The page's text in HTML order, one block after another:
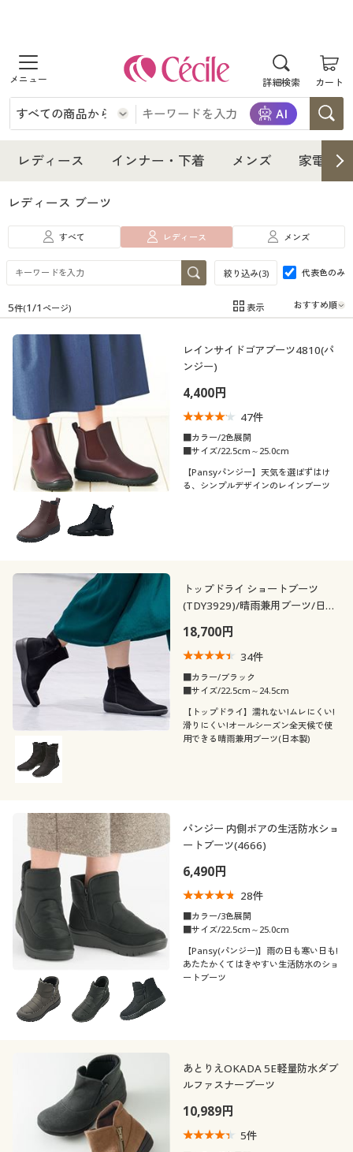
詳細検索 カート
商品を探す
レディース
レディースファッション
女性下着
インナー・下着
インナー・下着通販すべて
女性下着
メンズ下着
メンズ
メンズ通販すべて
メンズファッション
家電・雑貨
家電・雑貨すべて
キッチン・雑貨・日用品
寝具・インテリア・家具
家具・収納
寝具・ベッド
カーテン・ラグ・ファブリック
美容・健康通販すべて
美容・健康・サプリメント
制服・スクール
制服・スクールすべて
制服・学生服
ジュニア・ティーンズ下着
大きいサイズ
大きいサイズ通販すべて
大きいサイズ レディース服
大きいサイズ レディース下着
大きいサイズ メンズ
大きいサイズ 事務・制服
バーゲン
バーゲンセール
シークレットセール
詳細検索
商品カテゴリ一覧
カタログ
カタログ・チラシからのご注文
デジタルカタログ
カタログ無料プレゼント
会員メニュー
閲覧履歴
お気に入り
サポート
ご利用ガイド
よくある質問とお問い合わせ
レディース インナー・下着 メンズ 家電・
レディース ブーツ
すべて レディース メンズ
絞り込み(3) 代表色のみ
在庫 在庫のある商品のみ表示
口コミ
(4〜4.9)
靴・靴下サイ
ズ
22.5
こだわり条件
で絞り込む
素材
ウール
レザー
機能・特徴
抗菌防臭 撥水
テイスト
シック
20代 30代
40代
シーズン
価格
閉じる
5件(1/1 ページ) 表示
レインサイドゴアブーツ4810(パ
ンジー)
4,400円
47件
■カラー/2色展開
■サイズ/22.5cm～25.0cm
【Pansyパンジー】天気を選ばずはけ
る、シンプルデザインのレインブーツ
トップドライ ショートブーツ
(TDY3929)/晴雨兼用ブーツ/日本
18,700円
34件
■カラー/ブラック
■サイズ/22.5cm～24.5cm
【トップドライ】濡れない!ムレにくい!
滑りにくい!オールシーズン全天候で使
用できる晴雨兼用ブーツ(日本製)
パンジー 内側ボアの生活防水ショ
ートブーツ(4666)
6,490円
28件
■カラー/3色展開
■サイズ/22.5cm～25.0cm
【Pansy(パンジー)】雨の日も寒い日も!
あたたかくてはきやすい生活防水のショ
ートブーツ
あとりえOKADA 5E軽量防水ダブ
ルファスナーブーツ
10,989円
5件